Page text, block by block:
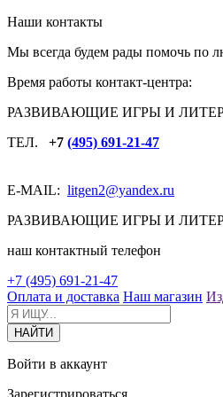
Наши контакты
Мы всегда будем рады помочь по
Время работы контакт-центра:
РАЗВИВАЮЩИЕ ИГРЫ И
ТЕЛ. +7 (495) 691-21-47
E-MAIL: litgen2@yandex.ru
РАЗВИВАЮЩИЕ ИГРЫ И
наш контактный телефон
+7 (495) 691-21-47
Оплата и доставка Наш магазин
Войти в аккаунт
Зарегистрироваться